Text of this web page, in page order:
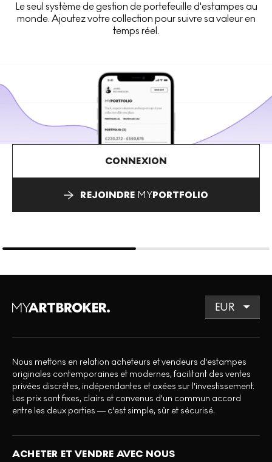
Le seul système de gestion de portefeuille d'estampes au
monde. Ajoutez votre collection pour suivre sa valeur en
temps réel.
CONNEXION
REJOINDRE MYPORTFOLIO
Nous mettons en relation acheteurs et vendeurs d'estampes
originales contemporaines et modernes, facilitant des ventes
privées discrètes, indépendantes et axées sur l'investissement.
Les prix sont fixes, clairs et convenus d'un commun accord
entre les deux parties — c'est simple, sûr et sécurisé.
ACHETER ET VENDRE AVEC NOUS